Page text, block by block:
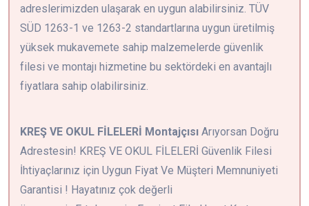
adreslerimizden ulaşarak en uygun alabilirsiniz. TÜV
SÜD 1263-1 ve 1263-2 standartlarına uygun üretilmiş
yüksek mukavemete sahip malzemelerde güvenlik
filesi ve montajı hizmetine bu sektördeki en avantajlı
fiyatlara sahip olabilirsiniz.
KREŞ VE OKUL FİLELERİ Montajçısı Arıyorsan Doğru
Adrestesin! KREŞ VE OKUL FİLELERİ Güvenlik Filesi
İhtiyaçlarınız için Uygun Fiyat Ve Müşteri Memnuniyeti
Garantisi ! Hayatınız çok değerli